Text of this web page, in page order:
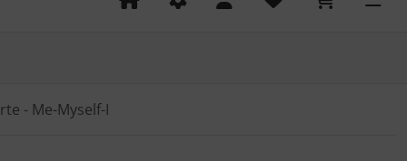
- Me-Myself-I